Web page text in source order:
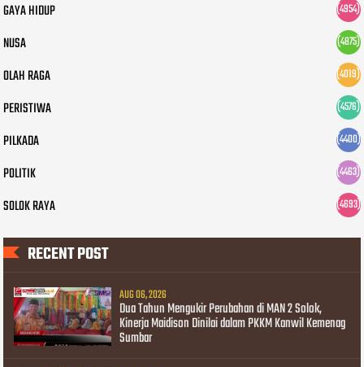
GAYA HIDUP (4954)
NUSA (4875)
OLAH RAGA (4019)
PERISTIWA (4576)
PILKADA (4400)
POLITIK (4463)
SOLOK RAYA (4693)
RECENT POST
AUG 06, 2026
Dua Tahun Mengukir Perubahan di MAN 2 Solok,
Kinerja Maidison Dinilai dalam PKKM Kanwil Kemenag
Sumbar